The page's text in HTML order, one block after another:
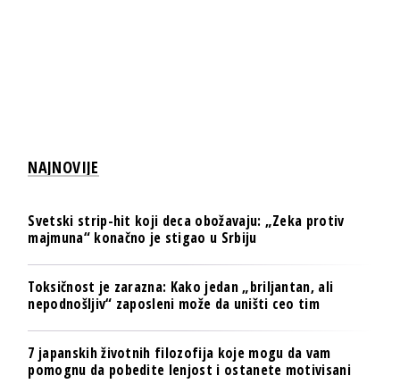
NAJNOVIJE
Svetski strip-hit koji deca obožavaju: „Zeka protiv
majmuna“ konačno je stigao u Srbiju
Toksičnost je zarazna: Kako jedan „briljantan, ali
nepodnošljiv“ zaposleni može da uništi ceo tim
7 japanskih životnih filozofija koje mogu da vam
pomognu da pobedite lenjost i ostanete motivisani